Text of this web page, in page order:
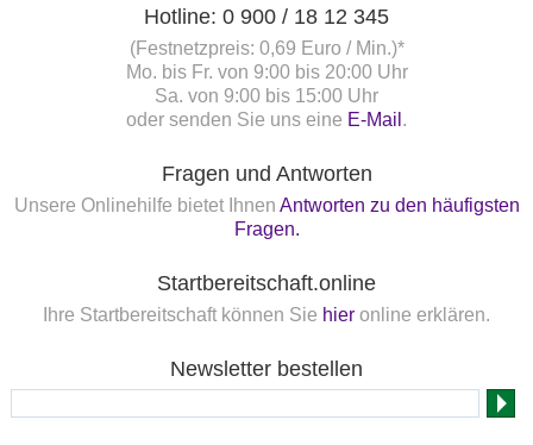
Hotline: 0 900 / 18 12 345
(Festnetzpreis: 0,69 Euro / Min.)*
Mo. bis Fr. von 9:00 bis 20:00 Uhr
Sa. von 9:00 bis 15:00 Uhr
oder senden Sie uns eine E-Mail .
Fragen und Antworten
Unsere Onlinehilfe bietet Ihnen Antworten zu den häufigsten
Fragen.
Startbereitschaft.online
Ihre Startbereitschaft können Sie hier online erklären.
Newsletter bestellen